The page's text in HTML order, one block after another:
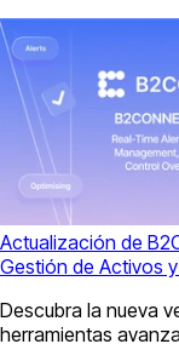
Actualización de
Gestión de Activos
Descubra la nueva
herramientas